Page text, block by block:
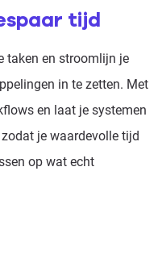
tijd
taken en stroomlijn je
in te zetten. Met
en laat je systemen
je waardevolle tijd
op wat echt